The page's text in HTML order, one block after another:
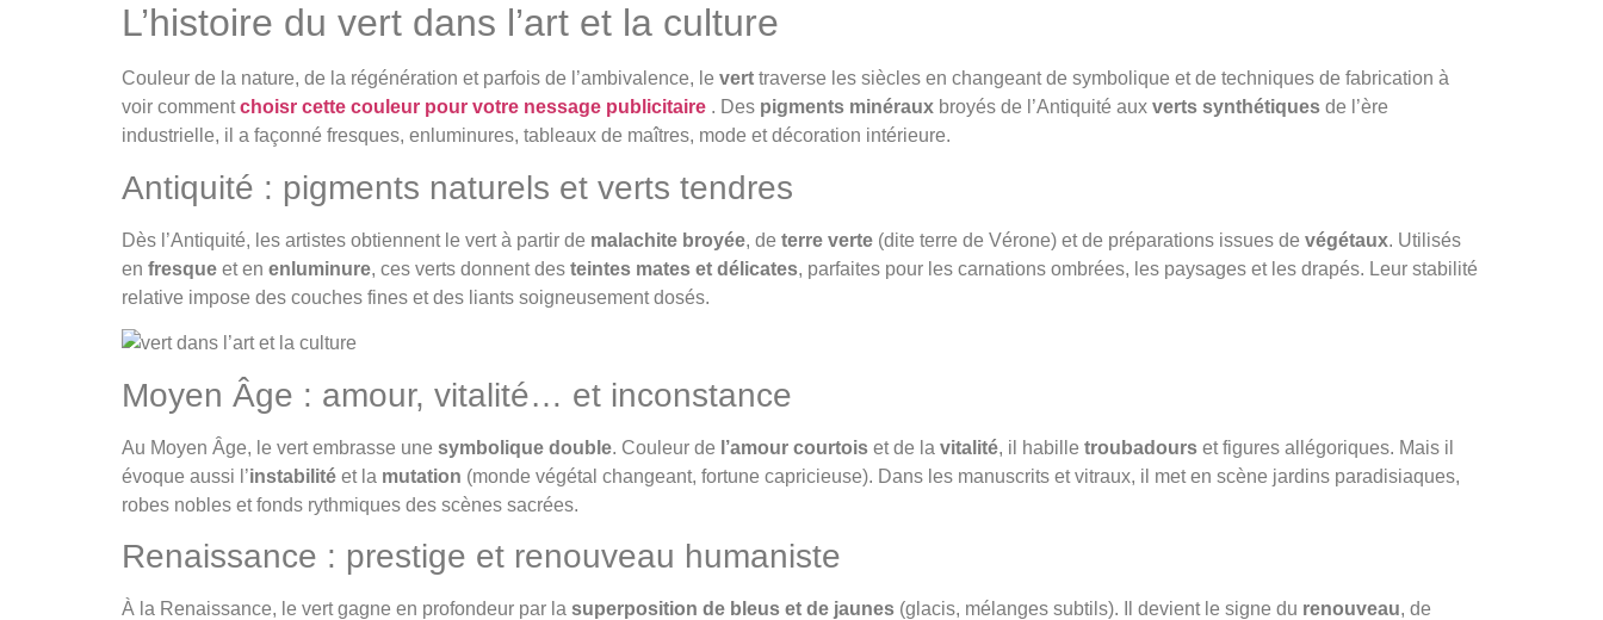
L’histoire du vert dans l’art et la culture
Couleur de la nature, de la régénération et parfois de l’ambivalence, le vert traverse les siècles en changeant de symbolique et de techniques de fabrication à
voir commentchoisr cette couleur pour votre nessage publicitaire . Des pigments minéraux broyés de l’Antiquité aux verts synthétiques de l’ère
industrielle, il a façonné fresques, enluminures, tableaux de maîtres, mode et décoration intérieure.
Antiquité : pigments naturels et verts tendres
Dès l’Antiquité, les artistes obtiennent le vert à partir de malachite broyée, de terre verte (dite terre de Vérone) et de préparations issues de végétaux. Utilisés
en fresque et en enluminure, ces verts donnent des teintes mates et délicates, parfaites pour les carnations ombrées, les paysages et les drapés. Leur stabilité
relative impose des couches fines et des liants soigneusement dosés.
Moyen Âge : amour, vitalité… et inconstance
Au Moyen Âge, le vert embrasse une symbolique double. Couleur de l’amour courtois et de la vitalité, il habille troubadours et figures allégoriques. Mais il
évoque aussi l’instabilité et la mutation (monde végétal changeant, fortune capricieuse). Dans les manuscrits et vitraux, il met en scène jardins paradisiaques,
robes nobles et fonds rythmiques des scènes sacrées.
Renaissance : prestige et renouveau humaniste
À la Renaissance, le vert gagne en profondeur par la superposition de bleus et de jaunes (glacis, mélanges subtils). Il devient le signe du renouveau, de